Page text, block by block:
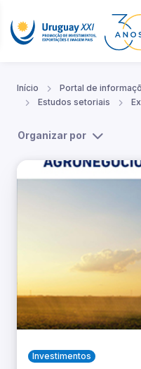
Início Portal de
Estudos setoriais
Organizar por
Investimentos